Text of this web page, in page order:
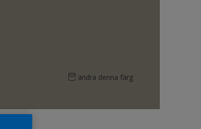
ändra denna färg